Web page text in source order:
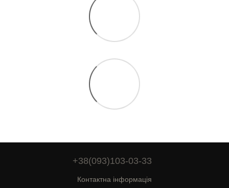
+38(093)103-03-33
Контактна інформація